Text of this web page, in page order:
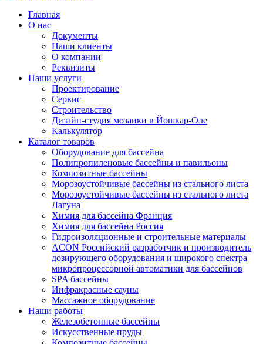
Главная
О нас
Документы
Наши клиенты
О компании
Реквизиты
Наши услуги
Проектирование
Сервис
Строительство
Дизайн-студия мозаики в Йошкар-Оле
Калькулятор
Каталог товаров
Оборудование для бассейна
Полипропиленовые бассейны и павильоны
Композитные бассейны
Морозоустойчивые бассейны из стального листа
Морозоустойчивые бассейны из стального листа
Лагуна
Химия для бассейна Франция
Химия для бассейна Россия
Гидроизоляционные и строительные материалы
ACON Российский разработчик и производитель
дозирующего оборудования и широкого спектра
микропроцессорной автоматики для бассейнов
SPA бассейны
Инфракрасные сауны
Массажное оборудование
Наши работы
Железобетонные бассейны
Искусственные пруды